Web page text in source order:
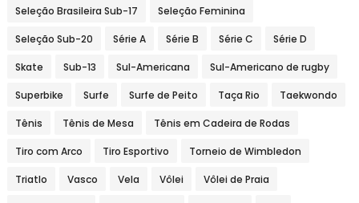
Seleção Brasileira Sub-17 Seleção Feminina
Seleção Sub-20 Série A Série B Série C Série D
Skate Sub-13 Sul-Americana Sul-Americano de rugby
Superbike Surfe Surfe de Peito Taça Rio Taekwondo
Tênis Tênis de Mesa Tênis em Cadeira de Rodas
Tiro com Arco Tiro Esportivo Torneio de Wimbledon
Triatlo Vasco Vela Vôlei Vôlei de Praia